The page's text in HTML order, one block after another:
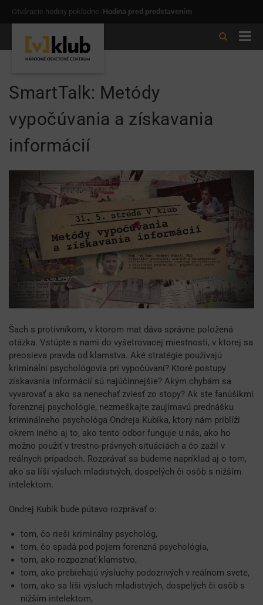
Otváracie hodiny pokladne: Hodina pred predstavením
SmartTalk: Metódy
vypočúvania a získavania
informácií
Šach s protivníkom, v ktorom mat dáva správne položená
otázka. Vstúpte s nami do vyšetrovacej miestnosti, v ktorej sa
preosieva pravda od klamstva. Aké stratégie používajú
kriminálni psychológovia pri vypočúvaní? Ktoré postupy
získavania informácií sú najúčinnejšie? Akým chybám sa
vyvarovať a ako sa nenechať zviesť zo stopy? Ak ste fanúšikmi
forenznej psychológie, nezmeškajte zaujímavú prednášku
kriminálneho psychológa Ondreja Kubíka, ktorý nám priblíži
okrem iného aj to, ako tento odbor funguje u nás, ako ho
možno použiť v trestno-právnych situáciách a čo zažil v
reálnych prípadoch. Rozprávať sa budeme napríklad aj o tom,
ako sa líši výsluch mladistvých, dospelých či osôb s nižším
intelektom.
Ondrej Kubík bude pútavo rozprávať o:
tom, čo rieši kriminálny psychológ,
tom, čo spadá pod pojem forenzná psychológia,
tom, ako rozpoznať klamstvo,
tom, ako prebiehajú výsluchy podozrivých v reálnom svete,
tom, ako sa líši výsluch mladistvých, dospelých či osôb s
nižším intelektom,